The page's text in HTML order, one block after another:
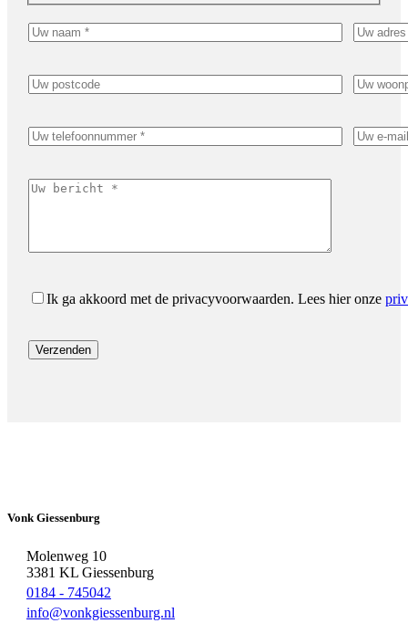
Ik ga akkoord met de privacyvoorwaarden. Lees hier onze
Vonk Giessenburg
Molenweg 10
3381 KL Giessenburg
0184 - 745042
info@vonkgiessenburg.nl